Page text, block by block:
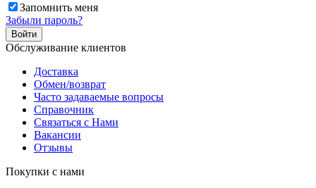
Запомнить меня
Забыли пароль?
Обслуживание клиентов
Доставка
Обмен/возврат
Часто задаваемые вопросы
Справочник
Связаться с Нами
Вакансии
Отзывы
Покупки с нами